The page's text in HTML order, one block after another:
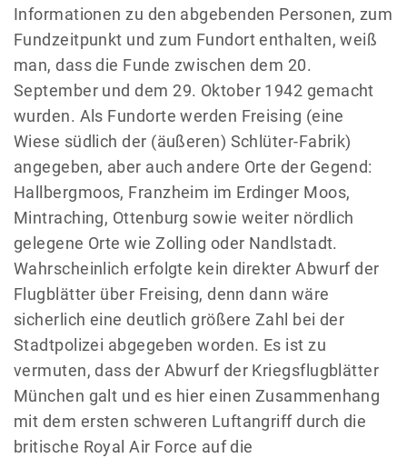
Informationen zu den abgebenden Personen, zum
Fundzeitpunkt und zum Fundort enthalten, weiß
man, dass die Funde zwischen dem 20.
September und dem 29. Oktober 1942 gemacht
wurden. Als Fundorte werden Freising (eine
Wiese südlich der (äußeren) Schlüter-Fabrik)
angegeben, aber auch andere Orte der Gegend:
Hallbergmoos, Franzheim im Erdinger Moos,
Mintraching, Ottenburg sowie weiter nördlich
gelegene Orte wie Zolling oder Nandlstadt.
Wahrscheinlich erfolgte kein direkter Abwurf der
Flugblätter über Freising, denn dann wäre
sicherlich eine deutlich größere Zahl bei der
Stadtpolizei abgegeben worden. Es ist zu
vermuten, dass der Abwurf der Kriegsflugblätter
München galt und es hier einen Zusammenhang
mit dem ersten schweren Luftangriff durch die
britische Royal Air Force auf die